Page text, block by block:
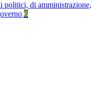
politici, di amministrazione,
6